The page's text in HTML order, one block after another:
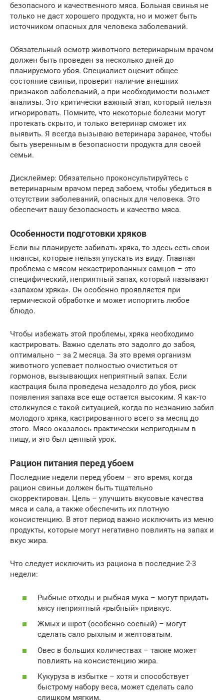
безопасного и качественного мяса. Больная свинья не
только не даст хорошего продукта, но и может быть
источником опасных для человека заболеваний.
Обязательный осмотр животного ветеринарным врачом
должен быть проведен за несколько дней до
планируемого убоя. Специалист оценит общее
состояние свиньи, проверит наличие внешних
признаков заболеваний, а при необходимости возьмет
анализы. Это критически важный этап, который нельзя
игнорировать. Помните, что некоторые болезни могут
протекать скрыто, и только ветеринар сможет их
выявить. Я всегда вызываю ветеринара заранее, чтобы
быть уверенным в безопасности продукта для своей
семьи.
Дисклеймер: Обязательно проконсультируйтесь с
ветеринарным врачом перед забоем, чтобы убедиться в
отсутствии заболеваний, опасных для человека. Это
обеспечит вашу безопасность и качество мяса.
Особенности подготовки хряков
Если вы планируете забивать хряка, то здесь есть свои
нюансы, которые нельзя упускать из виду. Главная
проблема с мясом некастрированных самцов – это
специфический, неприятный запах, который называют
«запахом хряка». Он особенно проявляется при
термической обработке и может испортить любое
блюдо.
Чтобы избежать этой проблемы, хряка необходимо
кастрировать. Важно сделать это задолго до забоя,
оптимально – за 2 месяца. За это время организм
животного успевает полностью очиститься от
гормонов, вызывающих неприятный запах. Если
кастрация была проведена незадолго до убоя, риск
появления запаха все еще остается высоким. Я как-то
столкнулся с такой ситуацией, когда по незнанию забил
молодого хряка, кастрированного всего за месяц до
этого. Мясо оказалось практически непригодным в
пищу, и это был ценный урок.
Рацион питания перед убоем
Последние недели перед убоем – это время, когда
рацион свиньи должен быть тщательно
скорректирован. Цель – улучшить вкусовые качества
мяса и сала, а также обеспечить их плотную
консистенцию. В этот период важно исключить из меню
продукты, которые могут негативно повлиять на запах и
вкус жира.
Что следует исключить из рациона в последние 2-3
недели:
Рыбные отходы и рыбная мука – могут придать
мясу неприятный «рыбный» привкус.
Жмых и шрот (особенно соевый) – могут
сделать сало рыхлым и желтоватым.
Овес в больших количествах – также может
повлиять на консистенцию жира.
Кукуруза в избытке – хотя и способствует
быстрому набору веса, может сделать сало
слишком мягким.